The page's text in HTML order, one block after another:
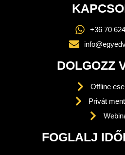
+36 70
DOLGOZZ
Offline
Privát
FOGLALJ